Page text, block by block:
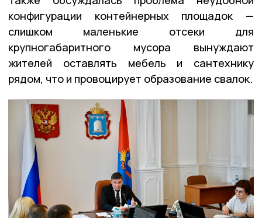
конфигурации контейнерных площадок —
слишком маленькие отсеки для
крупногабаритного мусора вынуждают
жителей оставлять мебель и сантехнику
рядом, что и провоцирует образование свалок.